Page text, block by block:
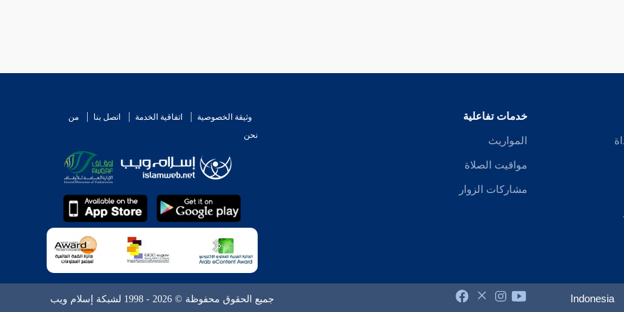
خدمات تفاعلية
المواريث
مواقيت الصلاة
مشاركات الزوار
وثيقة الخصوصية اتفاقية الخدمة اتصل بنا
من
نحن
Indonesia جميع الحقوق محفوظة © 2026 - 1998 لشبكة إسلام ويب